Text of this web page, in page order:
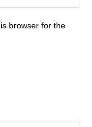
browser for the